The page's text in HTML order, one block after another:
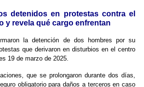
detenidos en protestas contra el
y revela qué cargo enfrentan
la detención de dos hombres por su
que derivaron en disturbios en el centro
19 de marzo de 2025.
que se prolongaron durante dos días,
obligatorio para daños a terceros en caso